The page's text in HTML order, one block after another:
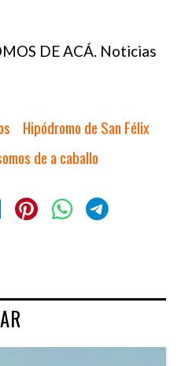
DE ACÁ. Noticias
Hipódromo de San Félix
de a caballo